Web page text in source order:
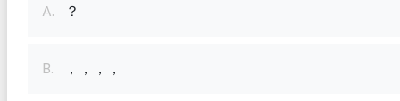
A. ？
B. ，，，，